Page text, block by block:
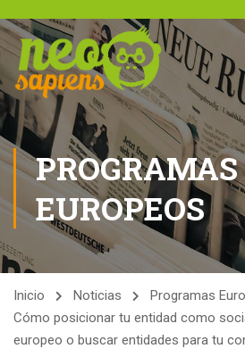
PROGRAMAS
EUROPEOS
Inicio Noticias
Programas
Cómo posicionar tu entidad como
europeo o buscar entidades para tu